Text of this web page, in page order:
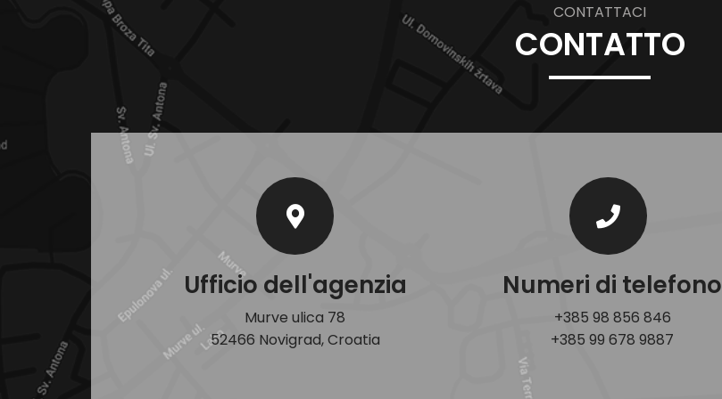
CONTATTACI
CONTATTO
Ufficio dell'agenzia
Murve ulica 78
52466 Novigrad, Croatia
Numeri di telefono
+385 98 856 846
+385 99 678 9887